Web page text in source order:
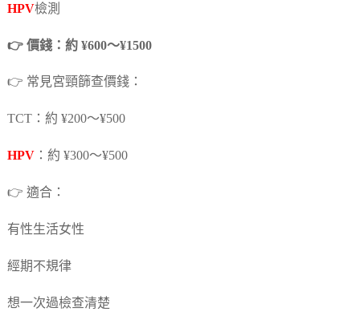
HPV檢測
👉 價錢：約 ¥600～¥1500
👉 常見宮頸篩查價錢：
TCT：約 ¥200～¥500
HPV：約 ¥300～¥500
👉 適合：
有性生活女性
經期不規律
想一次過檢查清楚